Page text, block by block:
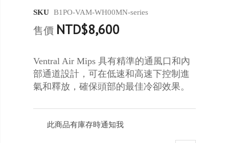
SKU B1PO-VAM-WH00MN-series
售價 NTD$8,600
Ventral Air Mips 具有精準的通風口和內
部通道設計，可在低速和高速下控制進
氣和釋放，確保頭部的最佳冷卻效果。
此商品有庫存時通知我